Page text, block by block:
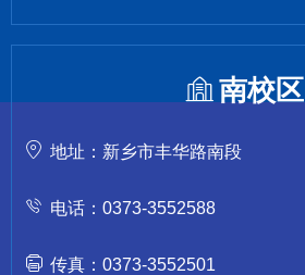
南校区
地址：新乡市丰华路南段
电话：0373-3552588
传真：0373-3552501